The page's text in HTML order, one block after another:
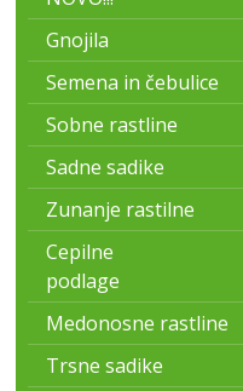
Gnojila
Semena in čebulice
Sobne rastline
Sadne sadike
Zunanje rastilne
Cepilne
podlage
Medonosne rastline
Trsne sadike